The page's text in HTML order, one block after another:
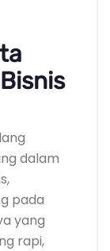
dalam
pada
yang
rapi,